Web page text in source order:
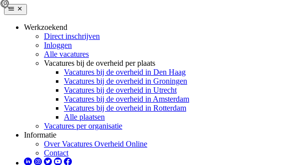
Werkzoekend
Direct inschrijven
Inloggen
Alle vacatures
Vacatures bij de overheid per plaats
Vacatures bij de overheid in Den Haag
Vacatures bij de overheid in Groningen
Vacatures bij de overheid in Utrecht
Vacatures bij de overheid in Amsterdam
Vacatures bij de overheid in Rotterdam
Alle plaatsen
Vacatures per organisatie
Informatie
Over Vacatures Overheid Online
Contact